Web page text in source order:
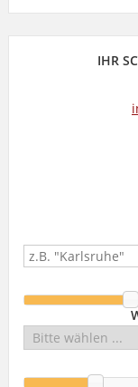
IHR